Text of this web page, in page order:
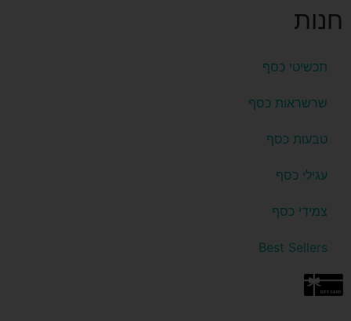
חנות
תכשיטי כסף
שרשראות כסף
טבעות כסף
עגילי כסף
צמידי כסף
Best Sellers